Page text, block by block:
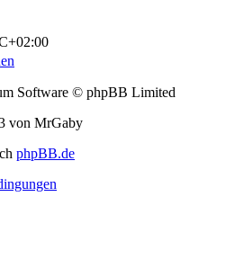
Software © phpBB Limited
von MrGaby
phpBB.de